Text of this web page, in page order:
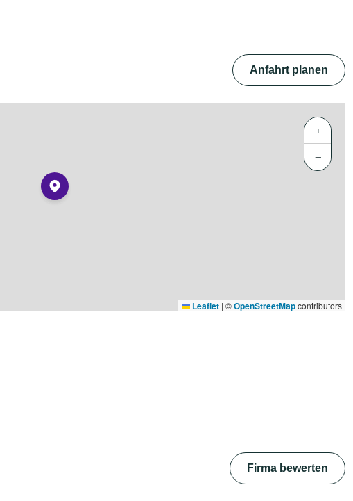
Anfahrt planen
+
−
Leaflet | ©OpenStreetMapcontributors
Firma bewerten